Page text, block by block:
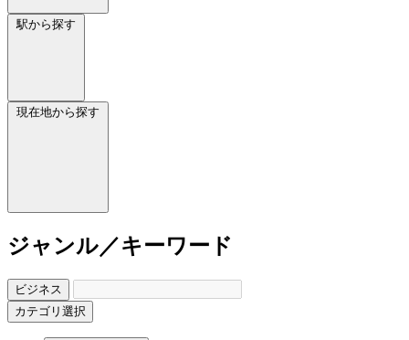
駅から探す
現在地から探す
ジャンル／キーワード
ビジネス
カテゴリ選択